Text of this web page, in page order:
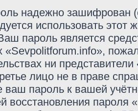
надежно зашифрован
использовать этот
пароль является
ни
лицо не в праве
ваш пароль к вашей
восстановления пароля